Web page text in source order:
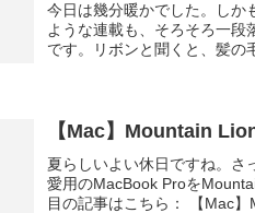
今日は幾分暖かでした。しか
ような連載も、そろそろ一
です。リボンと聞くと、髪の
【Mac】Mountain
夏らしいよい休日ですね。さ
愛用のMacBook Proを
目の記事はこちら： 【Mac